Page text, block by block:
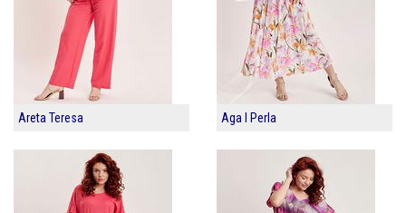
Areta Teresa Aga I Perla